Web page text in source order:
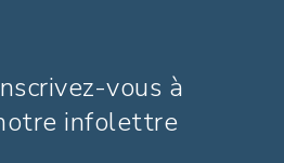
vous à
infolettre